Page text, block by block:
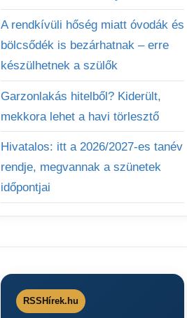
A rendkívüli hőség miatt óvodák és
bölcsődék is bezárhatnak – erre
készülhetnek a szülők
Garzonlakás hitelből? Kiderült,
mekkora lehet a havi törlesztő
Hivatalos: itt a 2026/2027-es tanév
rendje, megvannak a szünetek
időpontjai
RSSHírek.hu